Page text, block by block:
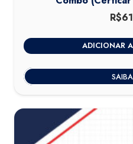
R$
ADICIONAR